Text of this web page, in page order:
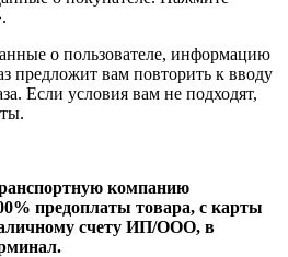
о пользователе, информацию
предложит вам повторить к вводу
Если условия вам не подходят,
компанию
предоплаты товара, с карты
счету ИП/ООО, в